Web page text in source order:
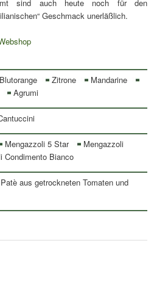
sind auch heute noch für den
Geschmack unerläßlich.
Blutorange Zitrone
Mandarine
Agrumi
Mengazzoli 5 Star
Mengazzoli
Condimento Bianco
Patè aus getrockneten Tomaten und